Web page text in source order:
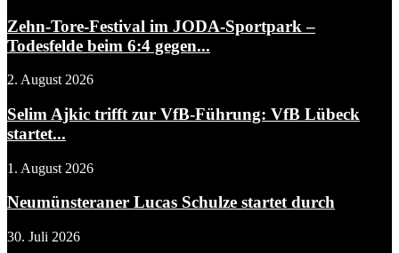
Zehn-Tore-Festival im JODA-Sportpark –
Todesfelde beim 6:4 gegen...
2. August 2026
Selim Ajkic trifft zur VfB-Führung: VfB Lübeck
startet...
1. August 2026
Neumünsteraner Lucas Schulze startet durch
30. Juli 2026